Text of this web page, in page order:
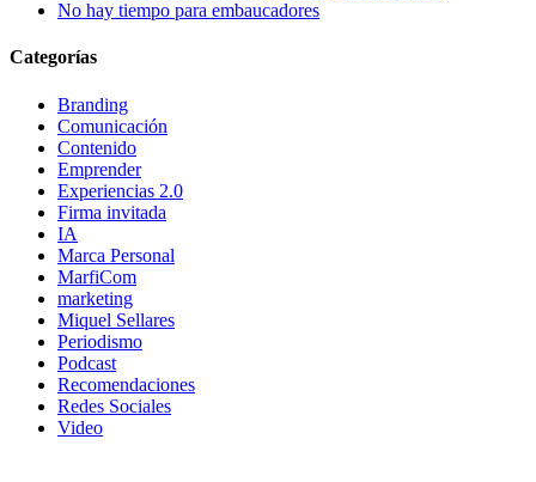
No hay tiempo para embaucadores
Categorías
Branding
Comunicación
Contenido
Emprender
Experiencias 2.0
Firma invitada
IA
Marca Personal
MarfiCom
marketing
Miquel Sellares
Periodismo
Podcast
Recomendaciones
Redes Sociales
Video